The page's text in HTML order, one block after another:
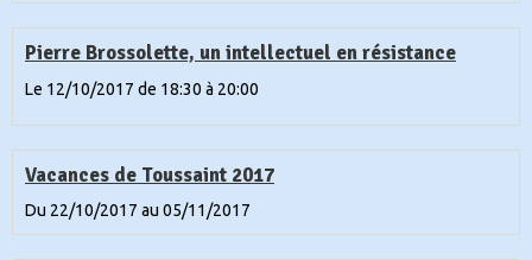
Pierre Brossolette, un intellectuel en résistance
Le 12/10/2017 de 18:30 à 20:00
Vacances de Toussaint 2017
Du 22/10/2017 au 05/11/2017